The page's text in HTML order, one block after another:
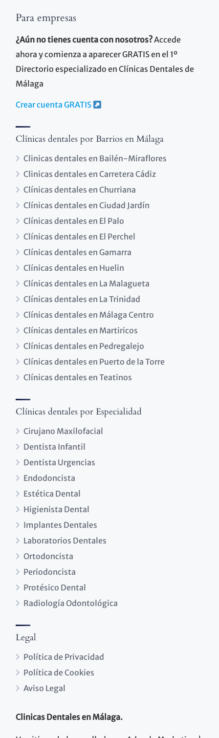
Para empresas
¿Aún no tienes cuenta con nosotros?Accede
ahora y comienza a aparecer GRATIS en el 1º
Directorio especializado en Clínicas Dentales de
Málaga
Crear cuenta GRATIS
Clínicas dentales por Barrios en Málaga
Clinicas dentales en Bailén-Miraflores
Clinicas dentales en Carretera Cádiz
Clínicas dentales en Churriana
Clínicas dentales en Ciudad Jardín
Clínicas dentales en El Palo
Clínicas dentales en El Perchel
Clínicas dentales en Gamarra
Clínicas dentales en Huelin
Clínicas dentales en La Malagueta
Clínicas dentales en La Trinidad
Clínicas dentales en Málaga Centro
Clínicas dentales en Martiricos
Clínicas dentales en Pedregalejo
Clínicas dentales en Puerto de la Torre
Clínicas dentales en Teatinos
Clínicas dentales por Especialidad
Cirujano Maxilofacial
Dentista Infantil
Dentista Urgencias
Endodoncista
Estética Dental
Higienista Dental
Implantes Dentales
Laboratorios Dentales
Ortodoncista
Periodoncista
Protésico Dental
Radiología Odontológica
Legal
Política de Privacidad
Política de Cookies
Aviso Legal
Clinicas Dentales en Málaga.